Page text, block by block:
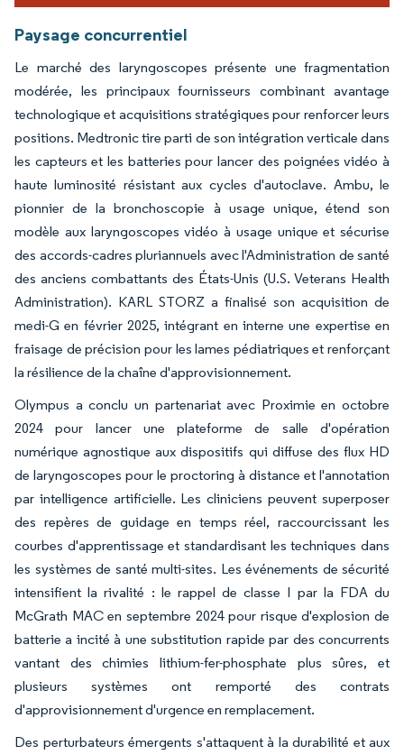
Paysage concurrentiel
Le marché des laryngoscopes présente une fragmentation
modérée, les principaux fournisseurs combinant avantage
technologique et acquisitions stratégiques pour renforcer leurs
positions. Medtronic tire parti de son intégration verticale dans
les capteurs et les batteries pour lancer des poignées vidéo à
haute luminosité résistant aux cycles d'autoclave. Ambu, le
pionnier de la bronchoscopie à usage unique, étend son
modèle aux laryngoscopes vidéo à usage unique et sécurise
des accords-cadres pluriannuels avec l'Administration de santé
des anciens combattants des États-Unis (U.S. Veterans Health
Administration). KARL STORZ a finalisé son acquisition de
medi-G en février 2025, intégrant en interne une expertise en
fraisage de précision pour les lames pédiatriques et renforçant
la résilience de la chaîne d'approvisionnement.
Olympus a conclu un partenariat avec Proximie en octobre
2024 pour lancer une plateforme de salle d'opération
numérique agnostique aux dispositifs qui diffuse des flux HD
de laryngoscopes pour le proctoring à distance et l'annotation
par intelligence artificielle. Les cliniciens peuvent superposer
des repères de guidage en temps réel, raccourcissant les
courbes d'apprentissage et standardisant les techniques dans
les systèmes de santé multi-sites. Les événements de sécurité
intensifient la rivalité : le rappel de classe I par la FDA du
McGrath MAC en septembre 2024 pour risque d'explosion de
batterie a incité à une substitution rapide par des concurrents
vantant des chimies lithium-fer-phosphate plus sûres, et
plusieurs systèmes ont remporté des contrats
d'approvisionnement d'urgence en remplacement.
Des perturbateurs émergents s'attaquent à la durabilité et aux